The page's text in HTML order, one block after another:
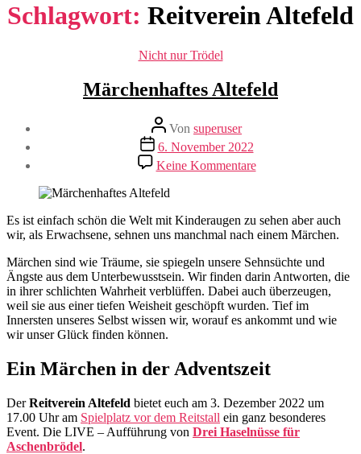
Schlagwort: Reitverein Altefeld
Kategorien
Nicht nur Trödel
Märchenhaftes Altefeld
Beitragsautor
Von superuser
Veröffentlichungsdatum
6. November 2022
Keine Kommentarezu
Märchenhaftes
Es ist einfach schön die Welt mit Kinderaugen zu sehen aber auch
wir, als Erwachsene, sehnen uns manchmal nach einem Märchen.
Märchen sind wie Träume, sie spiegeln unsere Sehnsüchte und
Ängste aus dem Unterbewusstsein. Wir finden darin Antworten, die
in ihrer schlichten Wahrheit verblüffen. Dabei auch überzeugen,
weil sie aus einer tiefen Weisheit geschöpft wurden. Tief im
Innersten unseres Selbst wissen wir, worauf es ankommt und wie
wir unser Glück finden können.
Ein Märchen in der Adventszeit
DerReitverein Altefeld bietet euch am 3. Dezember 2022 um
17.00 Uhr am Spielplatz vor dem Reitstall ein ganz besonderes
Event. Die LIVE – Aufführung von Drei Haselnüsse für
Aschenbrödel.